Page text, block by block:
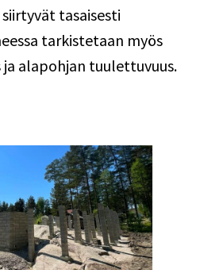
tasaisesti
tarkistetaan myös
alapohjan tuulettuvuus.